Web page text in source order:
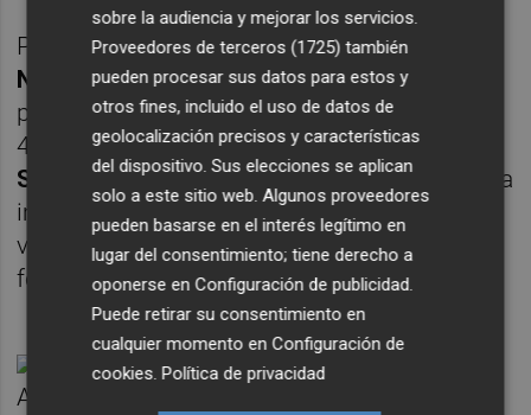
Por su parte, la rentabilidad acumulada de
Nao Europa Sostenibledesde su punto de
partida hace cinco años alcanza ronda el
48%, es decir, casi duplicando alEuro
Stoxx50 Net Returncon un 25,14%. De ahí la
importancia a la hora de seleccionar los
valores que conforman la cartera de este
fondo 'verde'.
A 31 de octubre pasado, la exposición en
sobre la audiencia y mejorar los servicios.
Proveedores de terceros (1725) también
pueden procesar sus datos para estos y
otros fines, incluido el uso de datos de
geolocalización precisos y características
del dispositivo. Sus elecciones se aplican
solo a este sitio web. Algunos proveedores
pueden basarse en el interés legítimo en
lugar del consentimiento; tiene derecho a
oponerse enConfiguración de publicidad
Puede retirar su consentimiento en
cualquier momento enConfiguración de
cookies .Política de privacidad